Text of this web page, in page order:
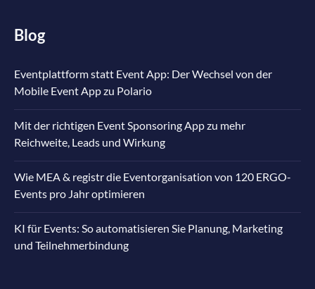
Blog
Eventplattform statt Event App: Der Wechsel von der
Mobile Event App zu Polario
Mit der richtigen Event Sponsoring App zu mehr
Reichweite, Leads und Wirkung
Wie MEA & registr die Eventorganisation von 120 ERGO-
Events pro Jahr optimieren
KI für Events: So automatisieren Sie Planung, Marketing
und Teilnehmerbindung